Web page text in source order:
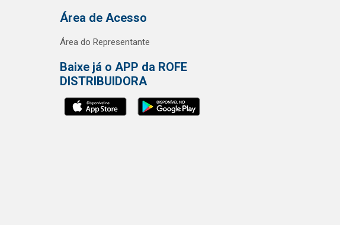
Área de Acesso
Área do Representante
Baixe já o APP da ROFE
DISTRIBUIDORA